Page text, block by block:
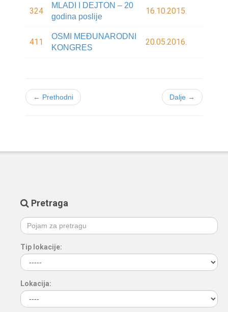
324
MLADI I DEJTON – 20
godina poslije
16.10.2015.
411
OSMI MEĐUNARODNI
KONGRES
20.05.2016.
← Prethodni Dalje →
Pretraga
Tip lokacije:
Lokacija: